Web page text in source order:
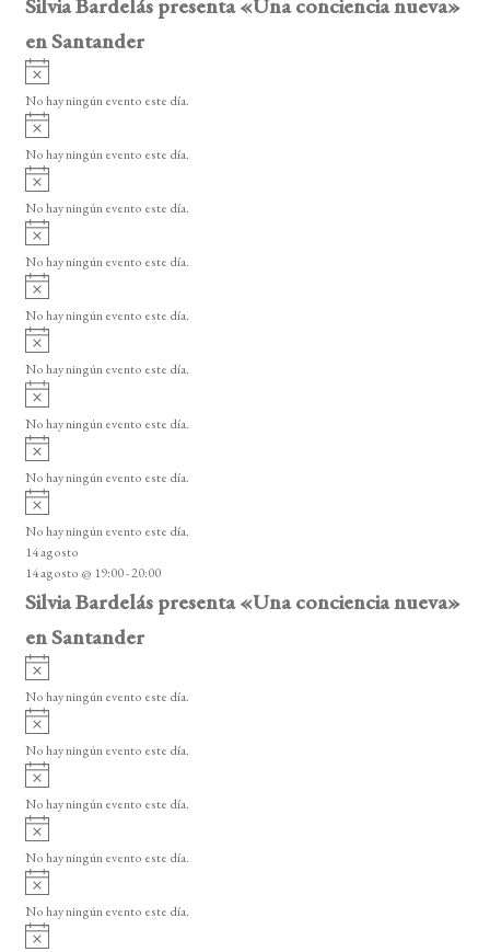
en Santander
A
v
i
o
No hay ningún evento este día.
A
v
i
o
No hay ningún evento este día.
A
v
i
o
No hay ningún evento este día.
A
v
i
o
No hay ningún evento este día.
A
v
i
o
No hay ningún evento este día.
A
v
i
o
No hay ningún evento este día.
A
v
i
o
No hay ningún evento este día.
A
v
i
o
No hay ningún evento este día.
A
v
i
s
o
No hay ningún evento este día.
14 agosto
14 agosto @ 19:00-20:00
Silvia Bardelás presenta «Una conciencia nueva»
en Santander
A
v
i
o
No hay ningún evento este día.
A
v
i
o
No hay ningún evento este día.
A
v
i
o
No hay ningún evento este día.
A
v
i
o
No hay ningún evento este día.
A
v
i
No hay ningún evento este día.
A